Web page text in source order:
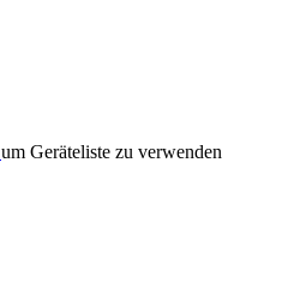
um Geräteliste zu verwenden